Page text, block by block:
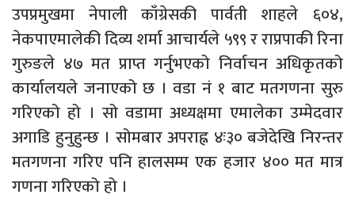
उपप्रमुखमा नेपाली काँग्रेसकी पार्वती शाहले ६०४,
नेकपाएमालेकी दिव्य शर्मा आचार्यले ५९९ र राप्रपाकी रिना
गुरुङले ४७ मत प्राप्त गर्नुभएको निर्वाचन अधिकृतको
कार्यालयले जनाएको छ । वडा नं १ बाट मतगणना सुरु
गरिएको हो । सो वडामा अध्यक्षमा एमालेका उम्मेदवार
अगाडि हुनुहुन्छ । सोमबार अपराह्न ४ः३० बजेदेखि निरन्तर
मतगणना गरिए पनि हालसम्म एक हजार ४०० मत मात्र
गणना गरिएको हो ।